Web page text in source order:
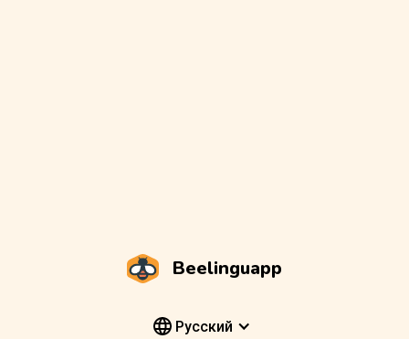
Beelinguapp
Pусский